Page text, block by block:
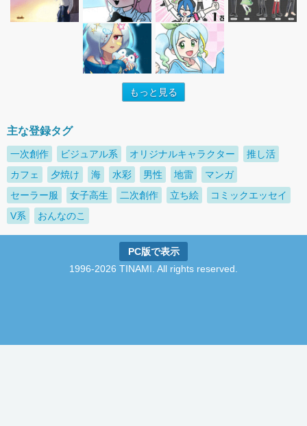
もっと見る
主な登録タグ
一次創作 ビジュアル系 オリジナルキャラクター
推し活
カフェ
夕焼け 海 水彩 男性 地雷
マンガ
セーラー服
女子高生 二次創作 立ち絵
コミックエッセイ
V系
おんなのこ
PC版で表示
1996-2026 TINAMI. All rights reserved.